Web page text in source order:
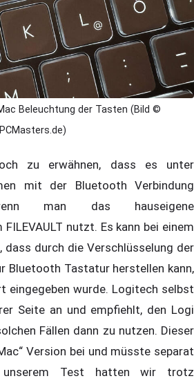
Beleuchtung der Tasten (Bild ©
PCMasters.de)
zu erwähnen, dass es unter
mit der Bluetooth Verbindung
man das hauseigene
nutzt. Es kann bei einem
durch die Verschlüsselung der
Bluetooth Tastatur herstellen kann,
eingegeben wurde. Logitech selbst
Seite an und empfiehlt, den Logi
Fällen dann zu nutzen. Dieser
Version bei und müsste separat
unserem Test hatten wir trotz